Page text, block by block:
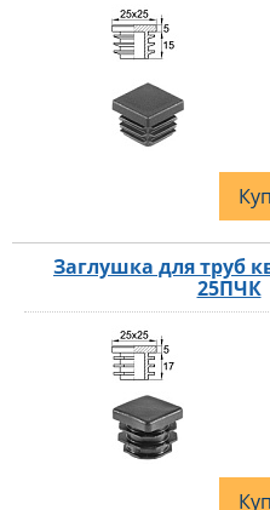
Заглушка для труб
25ПЧК